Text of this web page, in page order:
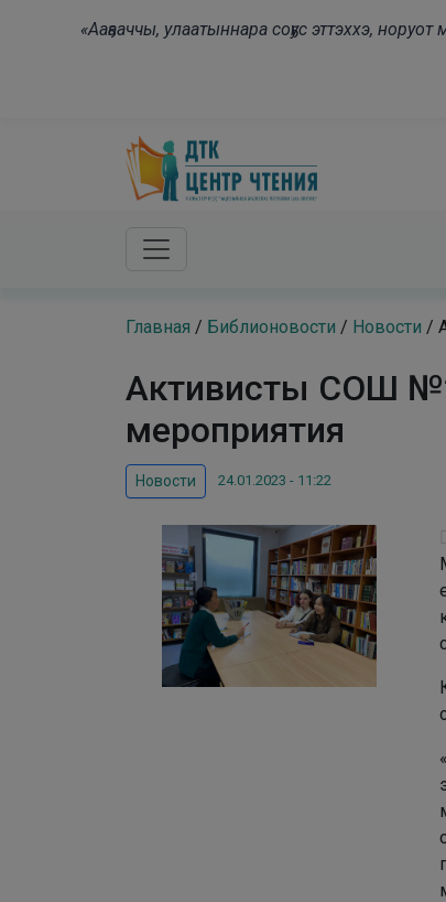
«Ааҕааччы, улаатыннара соҕус эттэххэ,
Главная / Библионовости / Новости /
Активисты СОШ
мероприятия
Новости 24.01.2023 - 11:22